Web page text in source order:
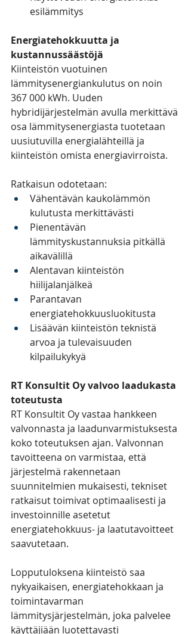
esilämmitys
Energiatehokkuutta ja
kustannussäästöjä
Kiinteistön vuotuinen
lämmitysenergiankulutus on noin
367 000 kWh. Uuden
hybridijärjestelmän avulla merkittävä
osa lämmitysenergiasta tuotetaan
uusiutuvilla energialähteillä ja
kiinteistön omista energiavirroista.
Ratkaisun odotetaan:
Vähentävän kaukolämmön
kulutusta merkittävästi
Pienentävän
lämmityskustannuksia pitkällä
aikavälillä
Alentavan kiinteistön
hiilijalanjälkeä
Parantavan
energiatehokkuusluokitusta
Lisäävän kiinteistön teknistä
arvoa ja tulevaisuuden
kilpailukykyä
RT Konsultit Oy valvoo laadukasta
toteutusta
RT Konsultit Oy vastaa hankkeen
valvonnasta ja laadunvarmistuksesta
koko toteutuksen ajan. Valvonnan
tavoitteena on varmistaa, että
järjestelmä rakennetaan
suunnitelmien mukaisesti, tekniset
ratkaisut toimivat optimaalisesti ja
investoinnille asetetut
energiatehokkuus- ja laatutavoitteet
saavutetaan.
Lopputuloksena kiinteistö saa
nykyaikaisen, energiatehokkaan ja
toimintavarman
lämmitysjärjestelmän, joka palvelee
käyttäjiään luotettavasti